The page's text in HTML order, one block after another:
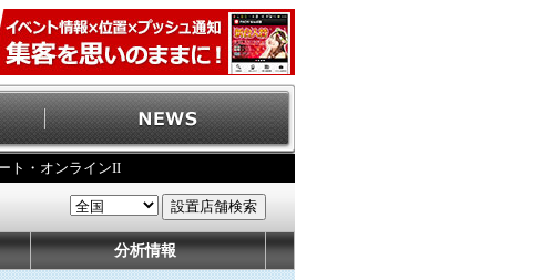
ト・オンラインII
分析情報